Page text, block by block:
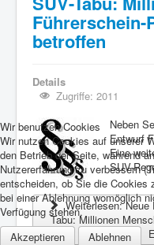
Führerschein-
betroffen
Details
Zugriffe: 2011
Neben
Entwurf
Eine
SUV-
Weiterlesen: Neue
Tabu: Millionen
Wir benutzen Cookies
Wir nutzen Cookies auf unserer
den Betrieb der Seite, während
Nutzererfahrung zu verbessern
entscheiden, ob Sie die
bei einer Ablehnung womöglich
Verfügung stehen.
Akzeptieren
Ablehnen